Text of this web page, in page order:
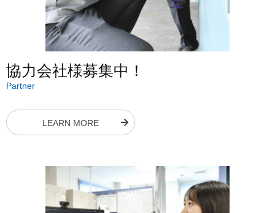
協力会社様募集中！
Partner
LEARN MORE